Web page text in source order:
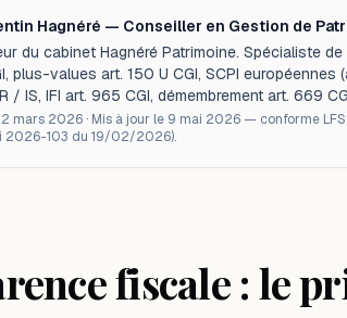
Hagnéré — Conseiller en Gestion de
du cabinet Hagnéré Patrimoine. Spécialiste
plus-values art. 150 U CGI, SCPI
/ IS, IFI art. 965 CGI, démembrement art. 669
2 mars 2026 · Mis à jour le 9 mai 2026 — conforme
2026-103 du 19/02/2026).
fiscale : le